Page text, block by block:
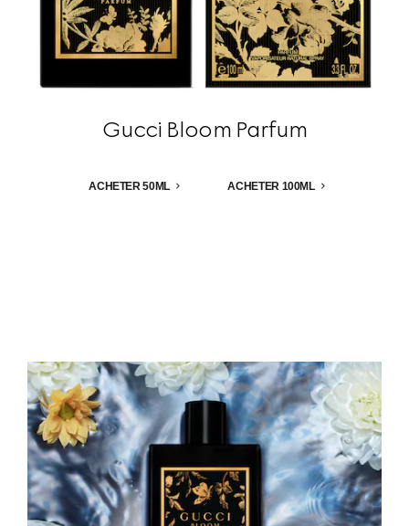
Gucci Bloom Parfum
ACHETER 50ML ACHETER 100ML